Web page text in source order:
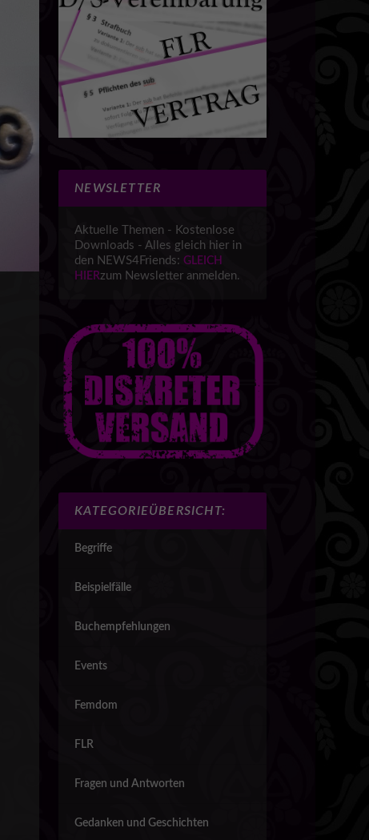
NEWSLETTER
Aktuelle Themen - Kostenlose
Downloads - Alles gleich hier in
den NEWS4Friends:GLEICH
HIERzum Newsletter anmelden.
KATEGORIEÜBERSICHT:
Begriffe
Beispielfälle
Buchempfehlungen
Events
Femdom
FLR
Fragen und Antworten
Gedanken und Geschichten